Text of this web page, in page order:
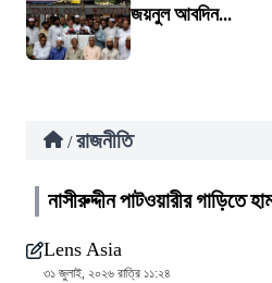
জয়নুল আবদিন...
/ রাজনীতি
নাসীরুদ্দীন পাটওয়ারীর গাড়িতে
Lens Asia
৩১ জুলাই, ২০২৬ রাত্রি ১১:২৪